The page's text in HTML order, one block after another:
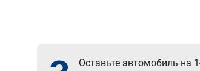
Оставьте автомобиль на